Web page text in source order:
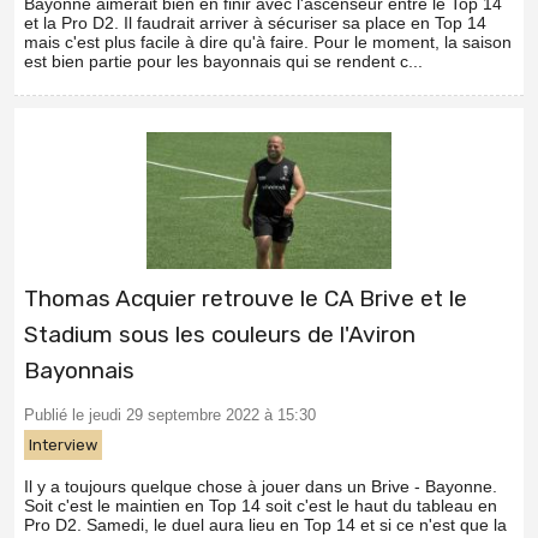
et la Pro D2. Il faudrait arriver à sécuriser sa place en Top 14
mais c'est plus facile à dire qu'à faire. Pour le moment, la saison
est bien partie pour les bayonnais qui se rendent c...
Thomas Acquier retrouve le CA Brive et le
Stadium sous les couleurs de l'Aviron
Bayonnais
Publié le jeudi 29 septembre 2022 à 15:30
Interview
Il y a toujours quelque chose à jouer dans un Brive - Bayonne.
Soit c'est le maintien en Top 14 soit c'est le haut du tableau en
Pro D2. Samedi, le duel aura lieu en Top 14 et si ce n'est que la